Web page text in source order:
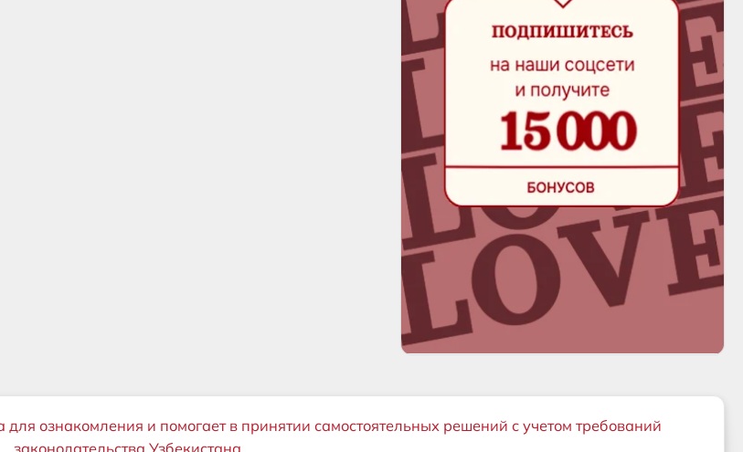
ознакомления и помогает в принятии самостоятельных решений с учетом требований
законодательства Узбекистана.